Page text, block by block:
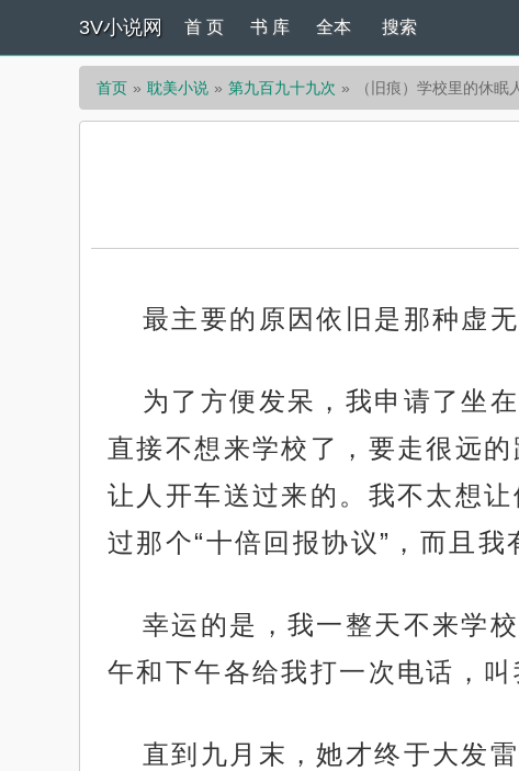
3V小说网 首 页 书 库 全本 搜索
首页 耽美小说 第九百九十九次 （旧痕）学校里的休眠
最主要的原因依旧是那种虚无
为了方便发呆，我申请了坐
直接不想来学校了，要走很远
让人开车送过来的。我不太想
过那个“十倍回报协议”，而且
幸运的是，我一整天不来学
午和下午各给我打一次电话，
直到九月末，她才终于大发